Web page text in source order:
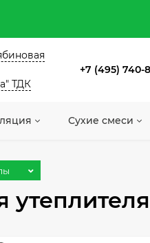
ТДК
+7 (495) 740-
Сухие смеси
утеплителя